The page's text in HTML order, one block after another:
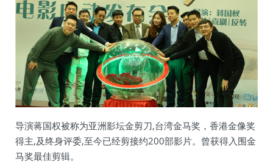
导演蒋国权被称为亚洲影坛金剪刀,台湾金马奖，香港金像奖
得主,及终身评委,至今已经剪接约200部影片。曾获得入围金
马奖最佳剪辑。